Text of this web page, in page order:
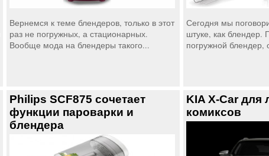
Вернемся к теме блендеров, только в этот
раз не погружных, а стационарных.
Вообще мода на блендеры такого...
Сегодня мы
штуке, как
погружной блендер,
Philips SCF875 сочетает
функции пароварки и
блендера
KIA X-Car для
комиксов